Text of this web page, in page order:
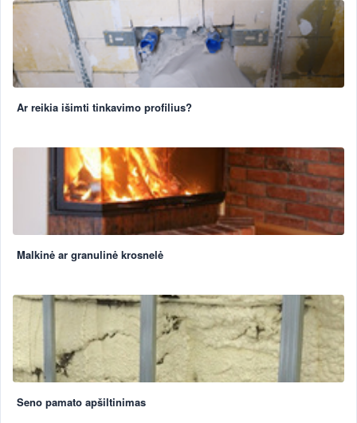
Ar reikia išimti tinkavimo profilius?
Malkinė ar granulinė krosnelė
Seno pamato apšiltinimas